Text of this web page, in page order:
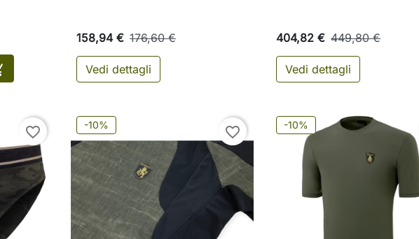
al carrello
158,94 € 176,60 €
Vedi dettagli
404,82 € 449,80 €
Vedi dettagli
favorite_border -10% favorite_border -10%